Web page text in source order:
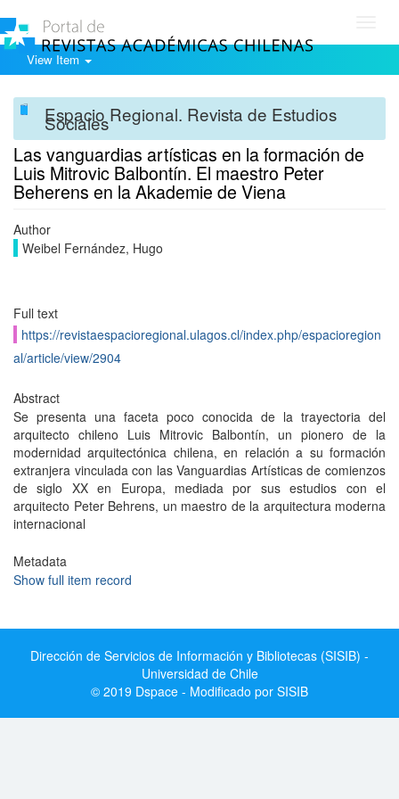
View Item
Espacio Regional. Revista de Estudios
Sociales
Las vanguardias artísticas en la formación de
Luis Mitrovic Balbontín. El maestro Peter
Beherens en la Akademie de Viena
Author
Weibel Fernández, Hugo
Full text
https://revistaespacioregional.ulagos.cl/index.php/espacioregion
al/article/view/2904
Abstract
Se presenta una faceta poco conocida de la trayectoria del
arquitecto chileno Luis Mitrovic Balbontín, un pionero de la
modernidad arquitectónica chilena, en relación a su formación
extranjera vinculada con las Vanguardias Artísticas de comienzos
de siglo XX en Europa, mediada por sus estudios con el
arquitecto Peter Behrens, un maestro de la arquitectura moderna
internacional
Metadata
Show full item record
Dirección de Servicios de Información y Bibliotecas (SISIB) -
Universidad de Chile
© 2019 Dspace - Modificado por SISIB